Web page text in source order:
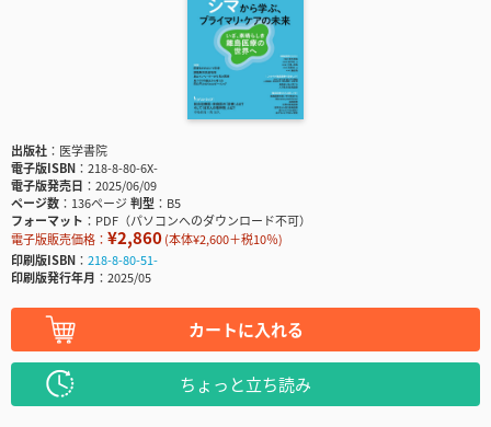
出版社
医学書院
電子版ISBN
218-8-80-6X-
電子版発売日
2025/06/09
ページ数
136ページ判型
B5
フォーマット
PDF（パソコンへのダウンロード不可）
電子版販売価格： ¥2,860(本体¥2,600＋税10％)
印刷版ISBN
218-8-80-51-
印刷版発行年月
2025/05
カートに入れる
ちょっと立ち読み